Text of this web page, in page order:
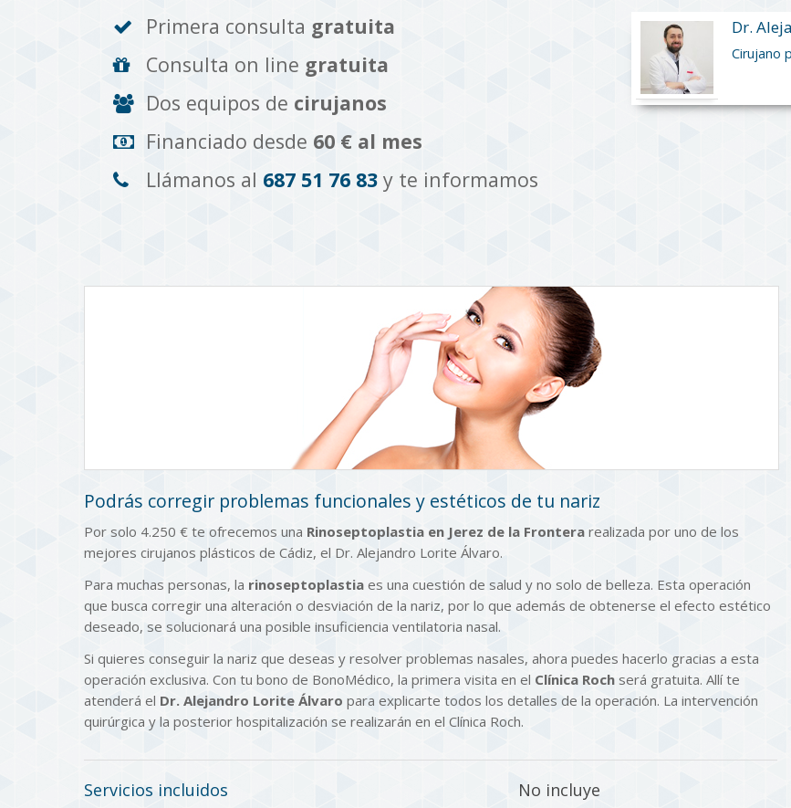
Primera consulta gratuita
Consulta on line gratuita
Dos equipos de cirujanos
Financiado desde 60 € al mes
Llámanos al 687 51 76 83 y te informamos
Dr.
Cirujano
Podrás corregir problemas funcionales y estéticos de tu nariz
Por solo 4.250 € te ofrecemos una Rinoseptoplastia en Jerez de la Frontera realizada por uno de los
mejores cirujanos plásticos de Cádiz, el Dr. Alejandro Lorite Álvaro.
Para muchas personas, la rinoseptoplastia es una cuestión de salud y no solo de belleza. Esta operación
que busca corregir una alteración o desviación de la nariz, por lo que además de obtenerse el efecto estético
deseado, se solucionará una posible insuficiencia ventilatoria nasal.
Si quieres conseguir la nariz que deseas y resolver problemas nasales, ahora puedes hacerlo gracias a esta
operación exclusiva. Con tu bono de BonoMédico, la primera visita en el Clínica Roch será gratuita. Allí te
atenderá el Dr. Alejandro Lorite Álvaro para explicarte todos los detalles de la operación. La intervención
quirúrgica y la posterior hospitalización se realizarán en el Clínica Roch.
Servicios incluidos No incluye